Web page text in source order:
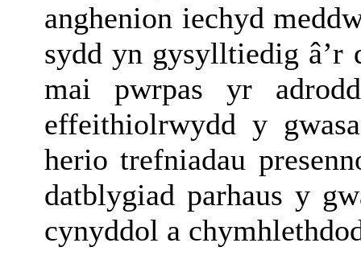
anghenion iechyd
sydd yn gysylltiedig â’r
mai pwrpas yr
effeithiolrwydd y
herio trefniadau
datblygiad parhaus y
cynyddol a